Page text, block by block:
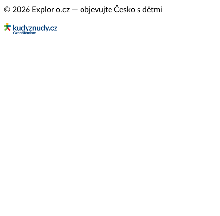
© 2026 Explorio.cz — objevujte Česko s dětmi